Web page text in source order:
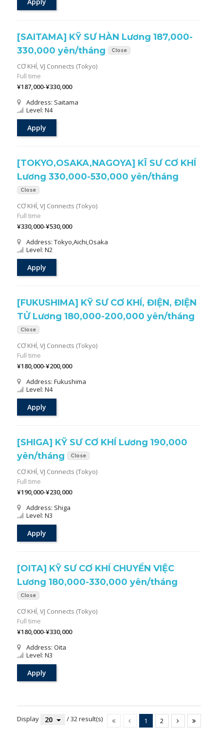
[SAITAMA] KỸ SƯ HÀN Lương 187,000-
330,000 yên/tháng
Close
CƠ KHÍ,VJ Connects (Tokyo)
Full time
¥187,000-¥330,000
Address: Saitama
Level: N4
Apply
[TOKYO,OSAKA,NAGOYA] KĨ SƯ CƠ KHÍ
Lương 330,000-530,000 yên/tháng
Close
CƠ KHÍ,VJ Connects (Tokyo)
Full time
¥330,000-¥530,000
Address: Tokyo,Aichi,Osaka
Level: N2
Apply
[FUKUSHIMA] KỸ SƯ CƠ KHÍ, ĐIỆN, ĐIỆN
TỬ Lương 180,000-200,000 yên/tháng
Close
CƠ KHÍ,VJ Connects (Tokyo)
Full time
¥180,000-¥200,000
Address: Fukushima
Level: N4
Apply
[SHIGA] KỸ SƯ CƠ KHÍ Lương 190,000
yên/tháng
Close
CƠ KHÍ,VJ Connects (Tokyo)
Full time
¥190,000-¥230,000
Address: Shiga
Level: N3
Apply
[OITA] KỸ SƯ CƠ KHÍ CHUYỂN VIỆC
Lương 180,000-330,000 yên/tháng
Close
CƠ KHÍ,VJ Connects (Tokyo)
Full time
¥180,000-¥330,000
Address: Oita
Level: N3
Apply
Display 20 / 32 result(s) 1 2